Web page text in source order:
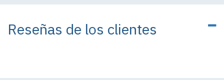
Reseñas de los clientes